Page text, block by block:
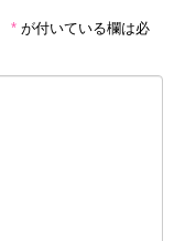
* が付いている欄は必